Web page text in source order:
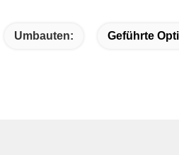
Umbauten: Geführte